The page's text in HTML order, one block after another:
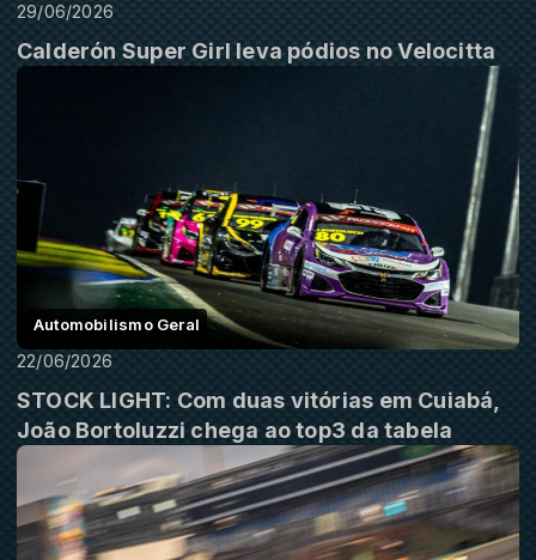
29/06/2026
Calderón Super Girl leva pódios no Velocitta
Automobilismo Geral
22/06/2026
STOCK LIGHT: Com duas vitórias em Cuiabá,
João Bortoluzzi chega ao top3 da tabela